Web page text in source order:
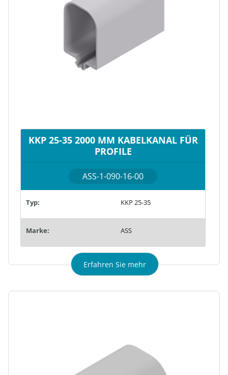
KKP 25-35 2000 MM KABELKANAL FÜR
PROFILE
ASS-1-090-16-00
Typ: KKP 25-35
Marke: ASS
Erfahren Sie mehr